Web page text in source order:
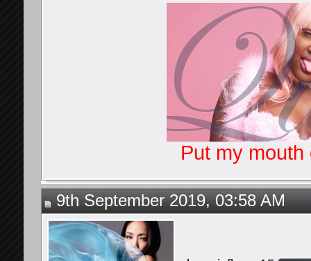
Put my
9th September 2019, 03:58 AM